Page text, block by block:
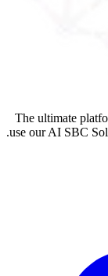
The ultimate
use our AI SBC